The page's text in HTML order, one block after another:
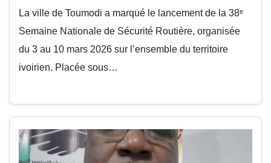
La ville de Toumodi a marqué le lancement de la 38ᵉ
Semaine Nationale de Sécurité Routière, organisée
du 3 au 10 mars 2026 sur l’ensemble du territoire
ivoirien. Placée sous…